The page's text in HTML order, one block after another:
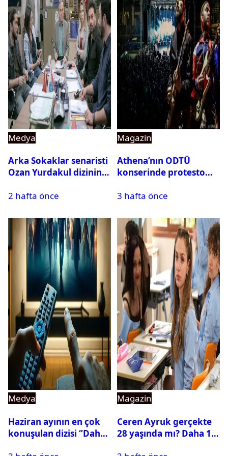
Medya
Arka Sokaklar senaristi
Ozan Yurdakul dizinin
2 hafta önce
Magazin
Athena’nın ODTÜ
konserinde protesto
3 hafta önce
Medya
Haziran ayının en çok
konuşulan dizisi ‘’Daha
Magazin
Ceren Ayruk gerçekte
28 yaşında mı? Daha 17